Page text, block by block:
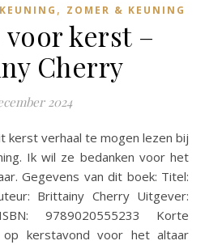
, ZOMER & KEUNING
voor kerst –
Cherry
2024
Ik wil ze bedanken voor het
Gegevens van dit boek: Titel:
Brittainy Cherry Uitgever:
9789020555233 Korte
op kerstavond voor het altaar